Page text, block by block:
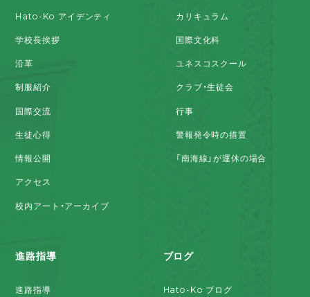
Hato-Ko アイデンティ
学校長挨拶
沿革
制服紹介
国際交流
生徒心得
情報公開
アクセス
校内アート・アーカイブ
カリキュラム
国際文化科
ユネスコスクール
クラブ・生徒会
行事
警報発令時の措置
「南海線」が運休の場合
進路指導
進路指導
ブログ
Hato-Ko ブログ